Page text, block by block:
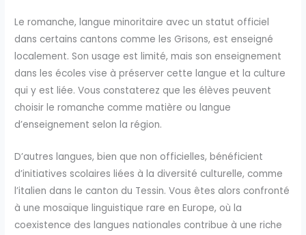
Le romanche, langue minoritaire avec un statut officiel
dans certains cantons comme les Grisons, est enseigné
localement. Son usage est limité, mais son enseignement
dans les écoles vise à préserver cette langue et la culture
qui y est liée. Vous constaterez que les élèves peuvent
choisir le romanche comme matière ou langue
d’enseignement selon la région.
D’autres langues, bien que non officielles, bénéficient
d’initiatives scolaires liées à la diversité culturelle, comme
l’italien dans le canton du Tessin. Vous êtes alors confronté
à une mosaïque linguistique rare en Europe, où la
coexistence des langues nationales contribue à une riche